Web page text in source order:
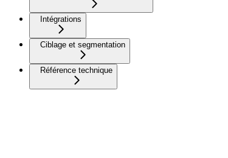
Intégrations
Ciblage et segmentation
Référence technique